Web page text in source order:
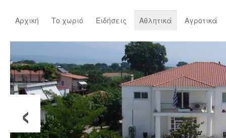
Αρχική Το χωριό Ειδήσεις Αθλητικά Αγροτικά
‹